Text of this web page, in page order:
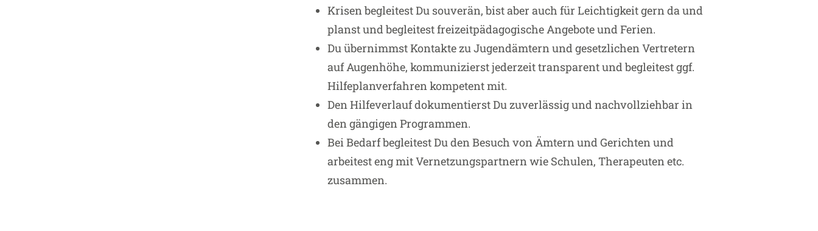
Krisen begleitest Du souverän, bist aber auch für Leichtigkeit gern da und
planst und begleitest freizeitpädagogische Angebote und Ferien.
Du übernimmst Kontakte zu Jugendämtern und gesetzlichen Vertretern
auf Augenhöhe, kommunizierst jederzeit transparent und begleitest ggf.
Hilfeplanverfahren kompetent mit.
Den Hilfeverlauf dokumentierst Du zuverlässig und nachvollziehbar in
den gängigen Programmen.
Bei Bedarf begleitest Du den Besuch von Ämtern und Gerichten und
arbeitest eng mit Vernetzungspartnern wie Schulen, Therapeuten etc.
zusammen.